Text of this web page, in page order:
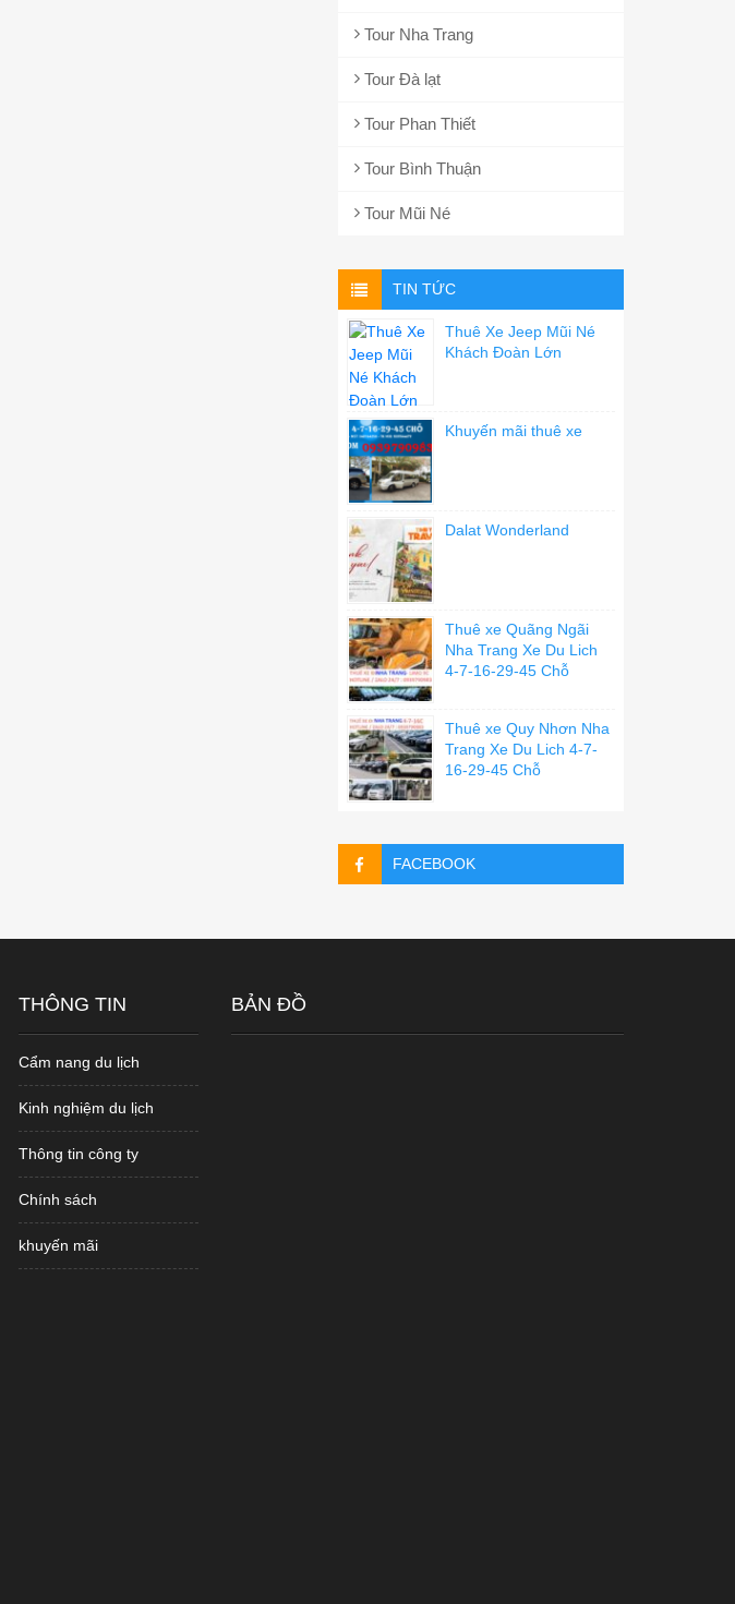
Tour Nha Trang
Tour Đà lạt
Tour Phan Thiết
Tour Bình Thuận
Tour Mũi Né
TIN TỨC
Thuê Xe Jeep Mũi Né
Khách Đoàn Lớn
Khuyến mãi thuê xe
Dalat Wonderland
Thuê xe Quãng Ngãi
Nha Trang Xe Du Lich
4-7-16-29-45 Chỗ
Thuê xe Quy Nhơn Nha
Trang Xe Du Lich 4-7-
16-29-45 Chỗ
FACEBOOK
THÔNG TIN
Cẩm nang du lịch
Kinh nghiệm du lịch
Thông tin công ty
Chính sách
khuyến mãi
BẢN ĐỒ